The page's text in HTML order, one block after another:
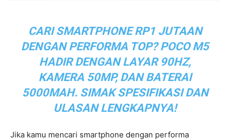
CARI SMARTPHONE RP1 JUTAAN
DENGAN PERFORMA TOP? POCO M5
HADIR DENGAN LAYAR 90HZ,
KAMERA 50MP, DAN BATERAI
5000MAH. SIMAK SPESIFIKASI DAN
ULASAN LENGKAPNYA!
Jika kamu mencari smartphone dengan performa